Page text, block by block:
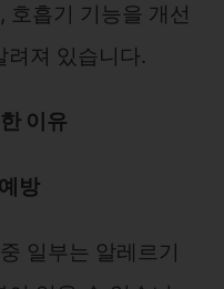
호흡기 기능을 개선
려져 있습니다.
이유
방
일부는 알레르기